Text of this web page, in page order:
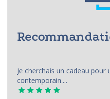
Je cherchais un cadeau
contemporain....